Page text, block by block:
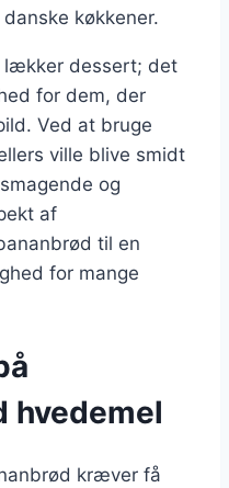
køkkener.
lækker dessert; det
for dem, der
Ved at bruge
ville blive smidt
og
af
til en
for mange
hvedemel
kræver få